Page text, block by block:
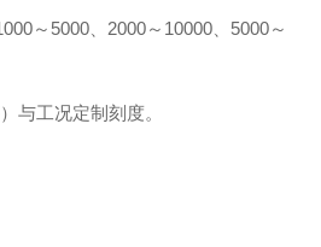
～5000、2000～10000、5000～
与工况定制刻度。